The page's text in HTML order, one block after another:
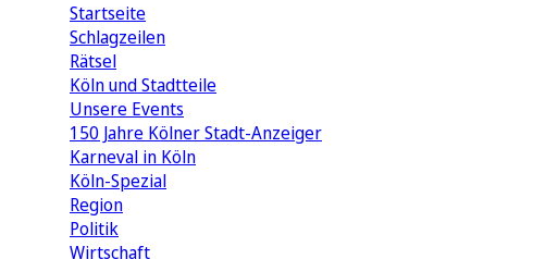
Startseite
Schlagzeilen
Rätsel
Köln und Stadtteile
Unsere Events
150 Jahre Kölner Stadt-Anzeiger
Karneval in Köln
Köln-Spezial
Region
Politik
Wirtschaft